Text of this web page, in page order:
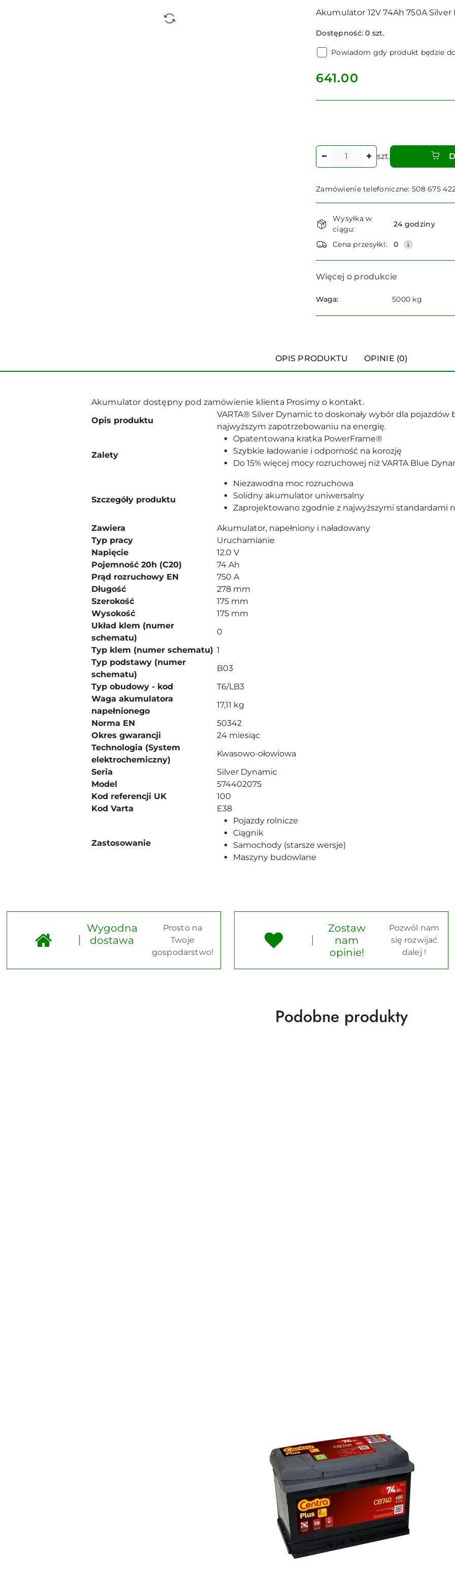
Akumulator 12V 74Ah 750A Silver
Dostępność:0 szt.
Powiadom gdy produkt będzie
cena:
641.00
Ilość
szt.
Zamówienie telefoniczne: 508 675
Dostępność
i
dostawa
Wysyłka w
ciągu:
24 godziny
Cena przesyłki: 0
Więcej o produkcie
Waga: 5000 kg
OPIS PRODUKTU OPINIE (0)
Akumulator dostępny pod zamówienie klienta Prosimy o kontakt.
Opis produktu
VARTA® Silver Dynamic to doskonały wybór dla
najwyższym zapotrzebowaniu na energię.
Zalety
Opatentowana kratka PowerFrame®
Szybkie ładowanie i odporność na korozję
Do 15% więcej mocy rozruchowej niż VARTA Blue
Szczegóły produktu
Niezawodna moc rozruchowa
Solidny akumulator uniwersalny
Zaprojektowano zgodnie z najwyższymi standardami
Zawiera
Akumulator, napełniony i naładowany
Typ pracy
Uruchamianie
Napięcie
12.0 V
Pojemność 20h (C20)
74 Ah
Prąd rozruchowy EN
750 A
Długość
278 mm
Szerokość
175 mm
Wysokość
175 mm
Układ klem (numer
schematu)
0
Typ klem (numer schematu) 1
Typ podstawy (numer
schematu)
B03
Typ obudowy - kod
T6/LB3
Waga akumulatora
napełnionego
17,11 kg
Norma EN
50342
Okres gwarancji
24 miesiąc
Technologia (System
elektrochemiczny)
Kwasowo-ołowiowa
Seria
Silver Dynamic
Model
574402075
Kod referencji UK
100
Kod Varta
E38
Zastosowanie
Pojazdy rolnicze
Ciągnik
Samochody (starsze wersje)
Maszyny budowlane
Wygodna
dostawa
Prosto na
Twoje
gospodarstwo!
Zostaw
nam
opinie!
Pozwól nam
się rozwijać
dalej !
Produkty
Podobne produkty